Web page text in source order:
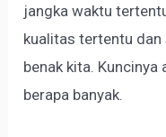
jangka waktu
kualitas tertentu
benak kita. Kuncinya
berapa banyak.